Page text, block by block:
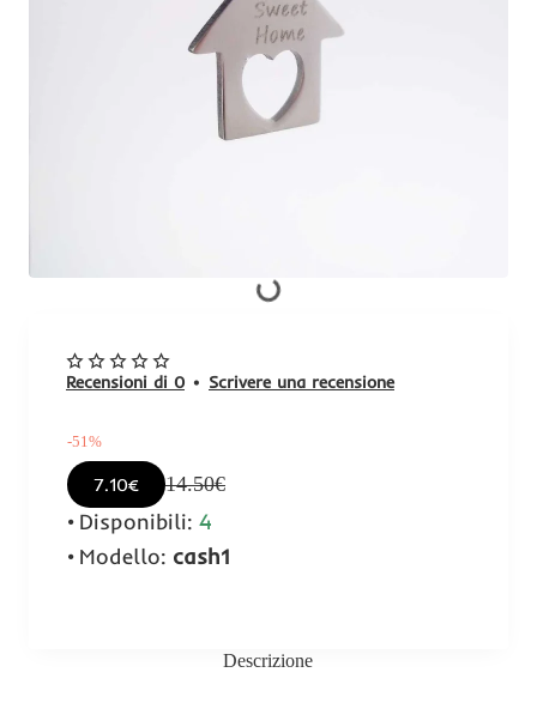
Recensioni di 0 • Scrivere una recensione
-51%
7.10€ 14.50€
Disponibili: 4
Modello: cash1
Descrizione